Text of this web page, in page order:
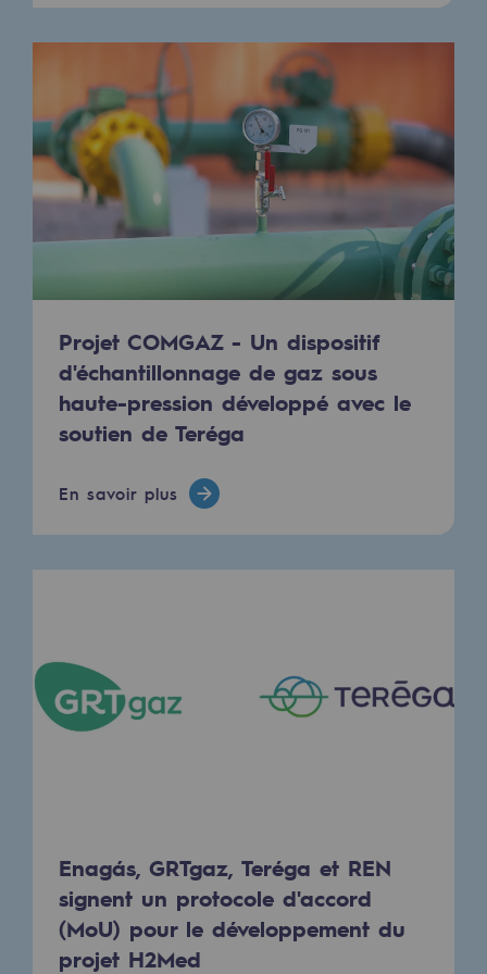
Hydrogène
Hydrogène : Enjeux et opportunités
Production d'hydrogène
Transport d'hydrogène
Stockage d'hydrogène
Projet HySoW
Projet H2med
Appel à Manifestation d'Intérêt H2 et
Cartographie du réseau
Stratégie & Innovation
Objectif Recherche & Innovation :
Objectif Recherche & Innovation :
Partenariats et innovation participative
Newsroom
Projet COMGAZ - Un dispositif
d'échantillonnage de gaz sous
haute-pression développé avec le
soutien de Teréga
En savoir plus
Enagás, GRTgaz, Teréga et REN
signent un protocole d'accord
(MoU) pour le développement du
projet H2Med